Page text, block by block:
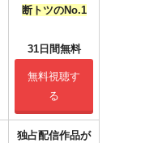
断トツのNo.1
31日間無料
無料視聴す
る
独占配信作品が